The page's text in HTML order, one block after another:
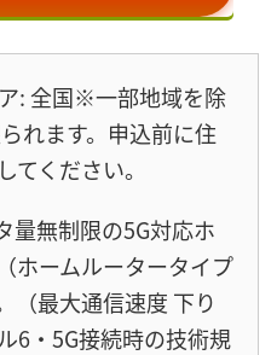
: 全国※一部地域を除
れます。申込前に住
てください。
量無制限の5G対応ホ
ホームルータータイプ
（最大通信速度 下り
6・5G接続時の技術規